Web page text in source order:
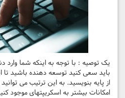
یک توصیه : با توجه به اینکه شما وارد
باید سعی کنید توسعه دهنده باشید تا
از پایه بنویسید. به این ترتیب می
امکانات بیشتر به اسکریپتهای موجود